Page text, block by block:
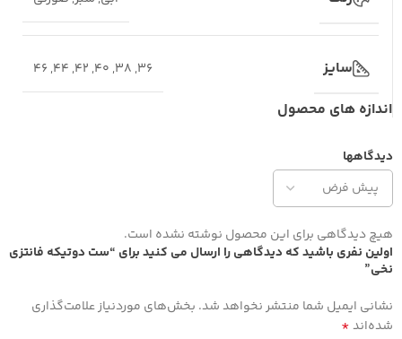
سایز 36
,
38
,
40
,
42
,
44
,
46
اندازه های محصول
دیدگاهها
هیچ دیدگاهی برای این محصول نوشته نشده است.
اولین نفری باشید که دیدگاهی را ارسال می کنید برای “ست دوتیکه فانتزی
نخی”
نشانی ایمیل شما منتشر نخواهد شد. بخش‌های موردنیاز علامت‌گذاری
شده‌اند*